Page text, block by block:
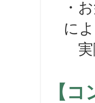
・お
に
実際
【